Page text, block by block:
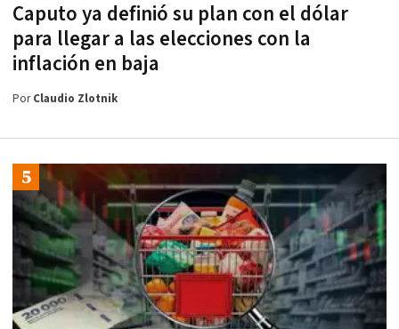
Caputo ya definió su plan con el dólar
para llegar a las elecciones con la
inflación en baja
PorClaudio Zlotnik